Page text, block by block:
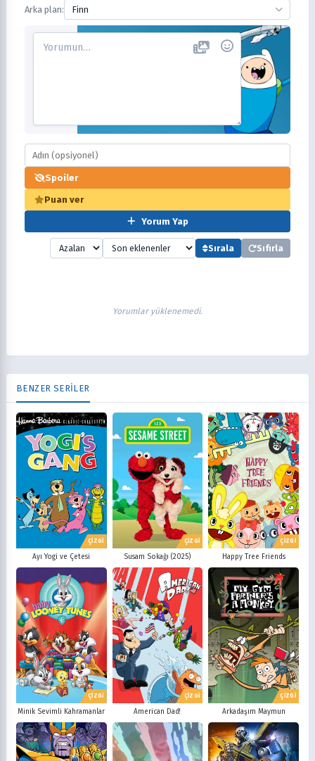
Arka plan: Finn
Spoiler
Puan ver
Yorum Yap
Sırala Sıfırla
Yorumlar yüklenemedi.
BENZER SERİLER
ÇİZGİ
Ayı Yogi ve Çetesi
ÇİZGİ
Susam Sokağı (2025)
ÇİZGİ
Happy Tree Friends
ÇİZGİ
Minik Sevimli Kahramanlar
ÇİZGİ
American Dad!
ÇİZGİ
Arkadaşım Maymun